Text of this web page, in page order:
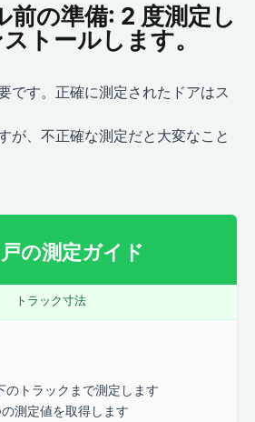
前の準備: 2 度測定し
トールします。
です。正確に測定されたドアはス
が、不正確な測定だと大変なこと
の測定ガイド
トラック寸法
のトラックまで測定します
測定値を取得します